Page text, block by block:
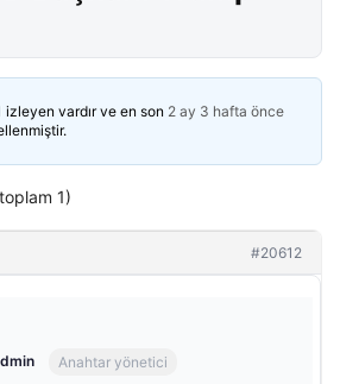
izleyen vardır ve en son 2 ay 3 hafta önce
1)
#20612
Anahtar yönetici